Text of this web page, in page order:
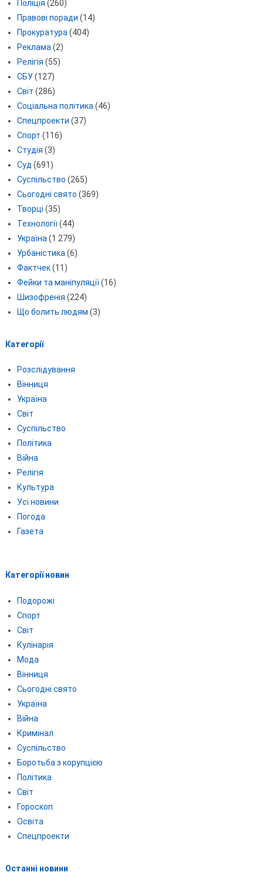
Поліція (260)
Правові поради (14)
Прокуратура (404)
Реклама (2)
Релігія (55)
СБУ(127)
Світ (286)
Соціальна політика (46)
Спецпроекти (37)
Спорт (116)
Студія (3)
Суд (691)
Суспільство (265)
Сьогодні свято (369)
Творці (35)
Технології(44)
Україна (1 279)
Урбаністика (6)
Фактчек(11)
Фейки та маніпуляції(16)
Шизофренія (224)
Що болить людям (3)
Категорії
Розслідування
Вінниця
Україна
Світ
Суспільство
Політика
Війна
Релігія
Культура
Усі новини
Погода
Газета
Категорії новин
Подорожі
Спорт
Світ
Кулінарія
Мода
Вінниця
Сьогодні свято
Україна
Війна
Кримінал
Суспільство
Боротьба з корупцією
Політика
Світ
Гороскоп
Освіта
Спецпроекти
Останні новини